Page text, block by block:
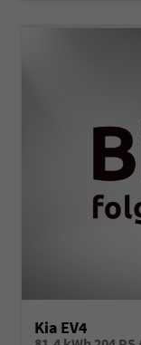
Kia EV4